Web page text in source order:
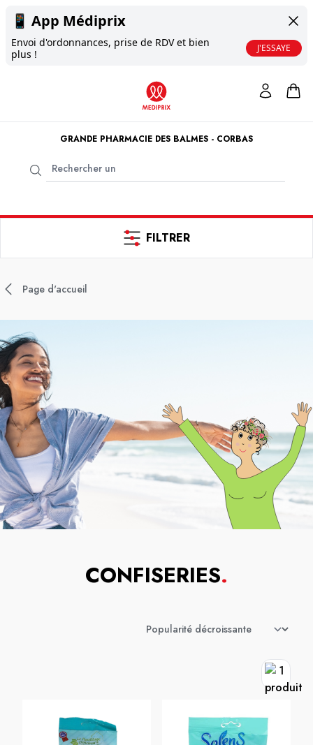
📱 App Médiprix
Envoi d'ordonnances, prise de RDV et bien
plus !
J'ESSAYE
GRANDE PHARMACIE DES BALMES - CORBAS
FILTRER
Page d'accueil
CONFISERIES.